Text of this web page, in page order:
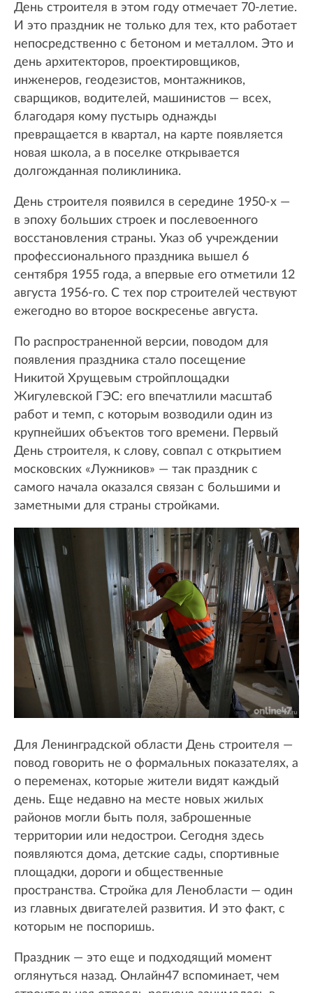
День строителя в этом году отмечает 70-летие.
И это праздник не только для тех, кто работает
непосредственно с бетоном и металлом. Это и
день архитекторов, проектировщиков,
инженеров, геодезистов, монтажников,
сварщиков, водителей, машинистов — всех,
благодаря кому пустырь однажды
превращается в квартал, на карте появляется
новая школа, а в поселке открывается
долгожданная поликлиника.
День строителя появился в середине 1950-х —
в эпоху больших строек и послевоенного
восстановления страны. Указ об учреждении
профессионального праздника вышел 6
сентября 1955 года, а впервые его отметили 12
августа 1956-го. С тех пор строителей чествуют
ежегодно во второе воскресенье августа.
По распространенной версии, поводом для
появления праздника стало посещение
Никитой Хрущевым стройплощадки
Жигулевской ГЭС: его впечатлили масштаб
работ и темп, с которым возводили один из
крупнейших объектов того времени. Первый
День строителя, к слову, совпал с открытием
московских «Лужников» — так праздник с
самого начала оказался связан с большими и
заметными для страны стройками.
Для Ленинградской области День строителя —
повод говорить не о формальных показателях, а
о переменах, которые жители видят каждый
день. Еще недавно на месте новых жилых
районов могли быть поля, заброшенные
территории или недострои. Сегодня здесь
появляются дома, детские сады, спортивные
площадки, дороги и общественные
пространства. Стройка для Ленобласти — один
из главных двигателей развития. И это факт, с
которым не поспоришь.
Праздник — это еще и подходящий момент
оглянуться назад. Онлайн47 вспоминает, чем